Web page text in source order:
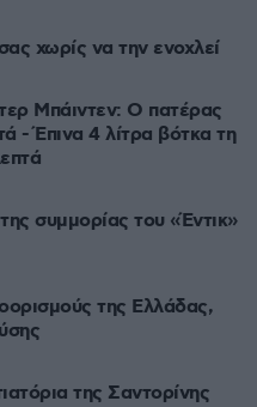
χωρίς να την ενοχλεί
Μπάιντεν: Ο πατέρας
- Έπινα 4 λίτρα βότκα τη
συμμορίας του «Έντικ»
της Ελλάδας,
της Σαντορίνης